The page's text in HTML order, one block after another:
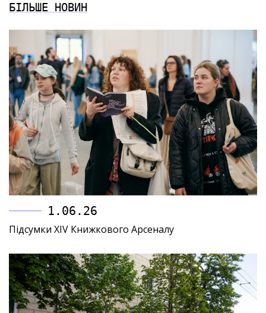
БІЛЬШЕ НОВИН
1.06.26
Підсумки XIV Книжкового Арсеналу